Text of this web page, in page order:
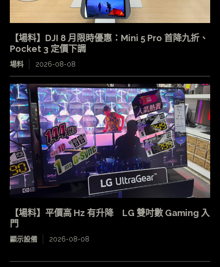
【場料】DJI 8 月限時優惠：Mini 5 Pro 首降九折、
Pocket 3 定價下調
場料 2026-08-08
【場料】平價高 Hz 有升降 LG 雙吋數 Gaming 入
門
顯示設備 2026-08-08